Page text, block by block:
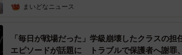
より、子どもたちに支えてもらった4日間でした」
ートだったため、「若い先生で大丈夫ですか」と
も、教員としてはまったくの新人でした。
まいどなニュース
「毎日が戦場だった」学級崩壊したクラスの
エピソードが話題に トラブルで保護者へ謝罪